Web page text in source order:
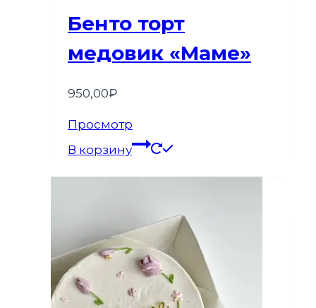
Бенто торт
медовик «Маме»
950,00₽
Просмотр
В корзину